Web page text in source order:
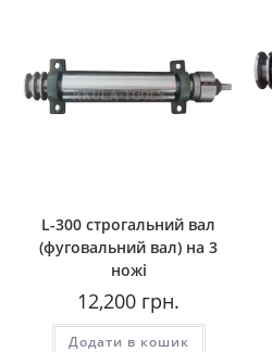
L-300 строгальний вал
(фуговальний вал) на 3
ножі
12,200 грн.
Додати в кошик